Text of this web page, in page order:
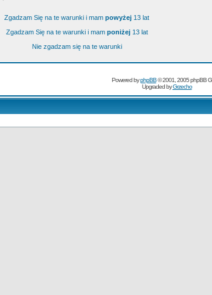
Zgadzam Się na te warunki i mam powyżej 13 lat
Zgadzam Się na te warunki i mam poniżej13 lat
Nie zgadzam się na te warunki
Powered byphpBB© 2001, 2005 phpBB
Upgraded byGrzecho